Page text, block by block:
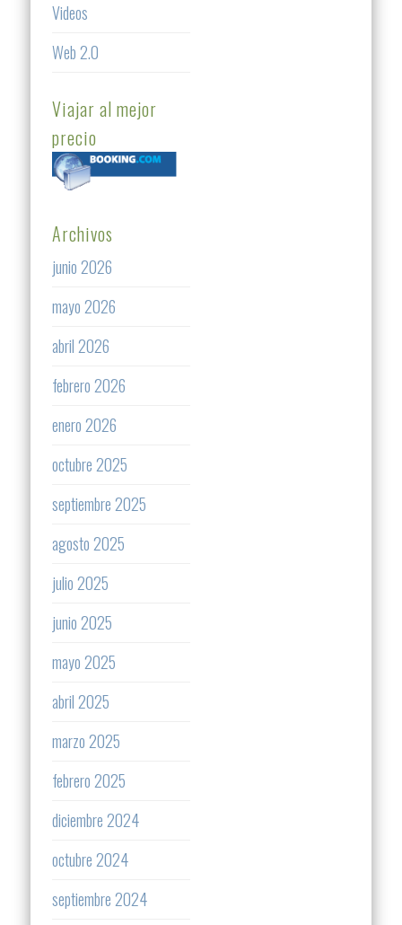
Videos
Web 2.0
Viajar al mejor
precio
Archivos
junio 2026
mayo 2026
abril 2026
febrero 2026
enero 2026
octubre 2025
septiembre 2025
agosto 2025
julio 2025
junio 2025
mayo 2025
abril 2025
marzo 2025
febrero 2025
diciembre 2024
octubre 2024
septiembre 2024